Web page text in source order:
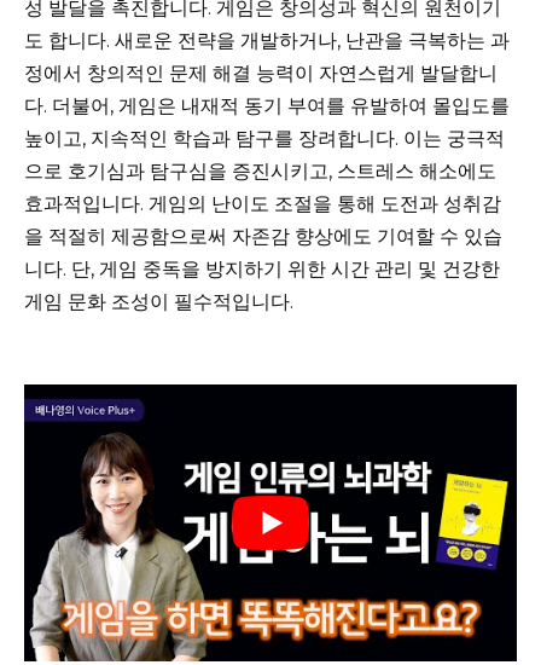
성 발달을 촉진합니다. 게임은 창의성과 혁신의 원천이기
도 합니다. 새로운 전략을 개발하거나, 난관을 극복하는 과
정에서 창의적인 문제 해결 능력이 자연스럽게 발달합니
다. 더불어, 게임은 내재적 동기 부여를 유발하여 몰입도를
높이고, 지속적인 학습과 탐구를 장려합니다. 이는 궁극적
으로 호기심과 탐구심을 증진시키고, 스트레스 해소에도
효과적입니다. 게임의 난이도 조절을 통해 도전과 성취감
을 적절히 제공함으로써 자존감 향상에도 기여할 수 있습
니다. 단, 게임 중독을 방지하기 위한 시간 관리 및 건강한
게임 문화 조성이 필수적입니다.